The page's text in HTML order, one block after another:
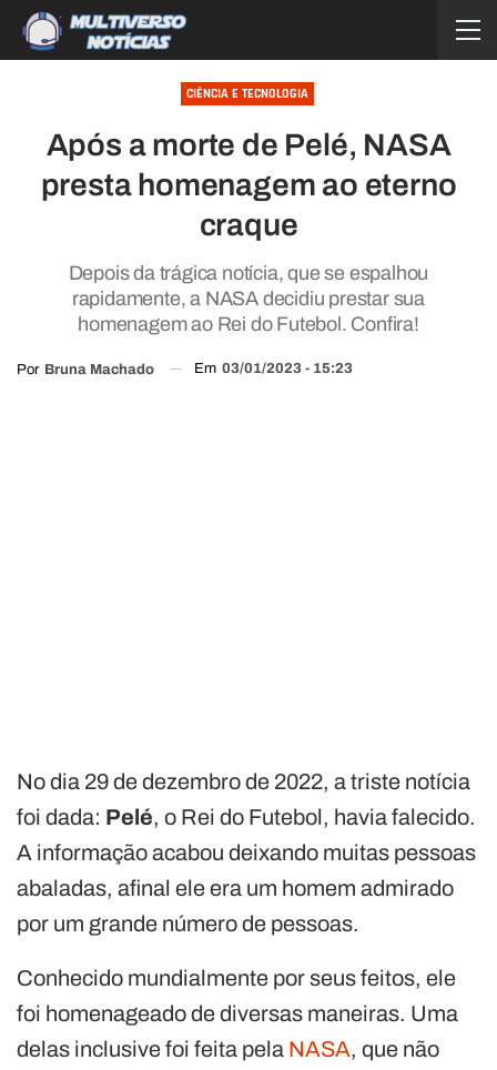
CIÊNCIA E TECNOLOGIA
Após a morte de Pelé, NASA
presta homenagem ao eterno
craque
Depois da trágica notícia, que se espalhou
rapidamente, a NASA decidiu prestar sua
homenagem ao Rei do Futebol. Confira!
Por Bruna Machado Em 03/01/2023 - 15:23
No dia 29 de dezembro de 2022, a triste notícia
foi dada: Pelé, o Rei do Futebol, havia falecido.
A informação acabou deixando muitas pessoas
abaladas, afinal ele era um homem admirado
por um grande número de pessoas.
Conhecido mundialmente por seus feitos, ele
foi homenageado de diversas maneiras. Uma
delas inclusive foi feita pela NASA, que não